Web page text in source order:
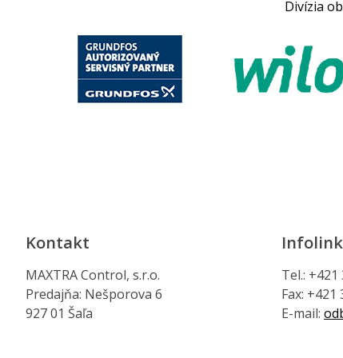
Divízia
Kontakt
MAXTRA Control, s.r.o.
Predajňa: Nešporova 6
927 01 Šaľa
Tel.: +421
Fax: +421
E-mail: